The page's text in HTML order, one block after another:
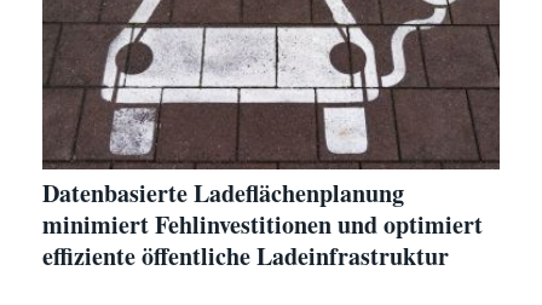
Datenbasierte Ladeflächenplanung
minimiert Fehlinvestitionen und optimiert
effiziente öffentliche Ladeinfrastruktur